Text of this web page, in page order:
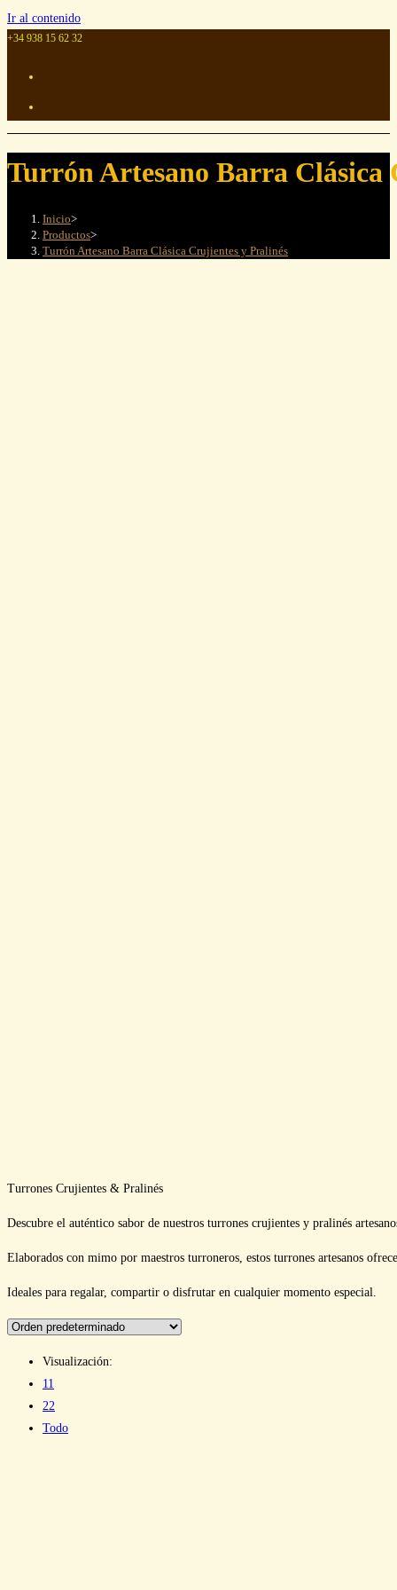
Ir al contenido
+34 938 15 62 32
Turrón Artesano Barra Clásica
Inicio>
Productos>
Turrón Artesano Barra Clásica Crujientes y Pralinés
Turrones Crujientes & Pralinés
Descubre el auténtico sabor de nuestros turrones crujientes y pralinés
Elaborados con mimo por maestros turroneros, estos turrones artesanos
Ideales para regalar, compartir o disfrutar en cualquier momento especial.
Visualización:
11
22
Todo